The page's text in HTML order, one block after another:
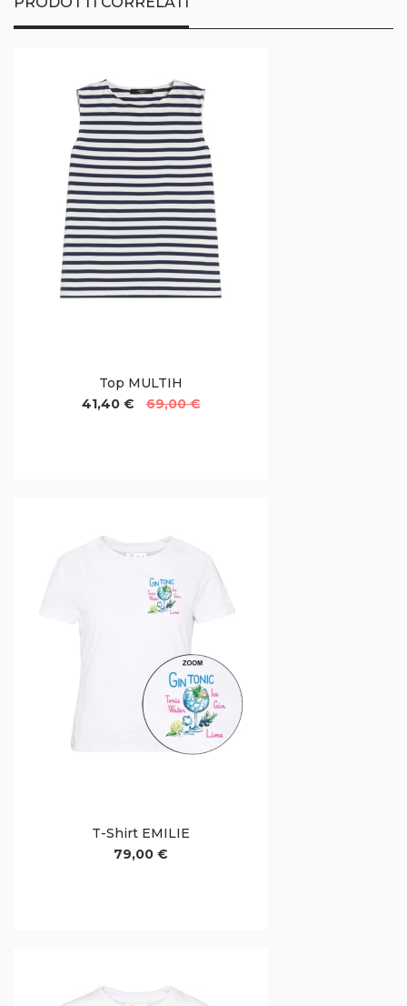
Top MULTIH
41,40 €
69,00 €
T-Shirt EMILIE
79,00 €